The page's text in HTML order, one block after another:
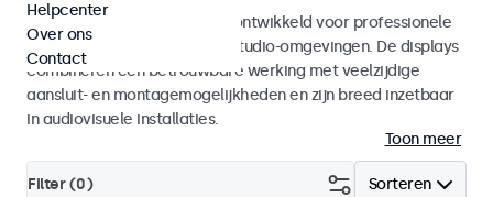
Monitoren en touchscreens, ontwikkeld voor professionele
AV-integrators en gebruik in studio-omgevingen. De displays
combineren een betrouwbare werking met veelzijdige
aansluit- en montagemogelijkheden en zijn breed inzetbaar
in audiovisuele installaties.
Toon meer
Sorteren
Filter (0)
Helpcenter
Over ons
Contact